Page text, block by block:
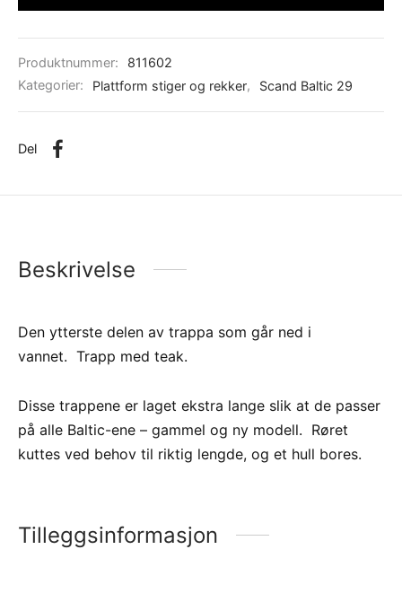
Produktnummer:
811602
Kategorier:
Plattform stiger og rekker, Scand Baltic 29
Del
Beskrivelse
Den ytterste delen av trappa som går ned i
vannet. Trapp med teak.
Disse trappene er laget ekstra lange slik at de passer
på alle Baltic-ene – gammel og ny modell. Røret
kuttes ved behov til riktig lengde, og et hull bores.
Tilleggsinformasjon